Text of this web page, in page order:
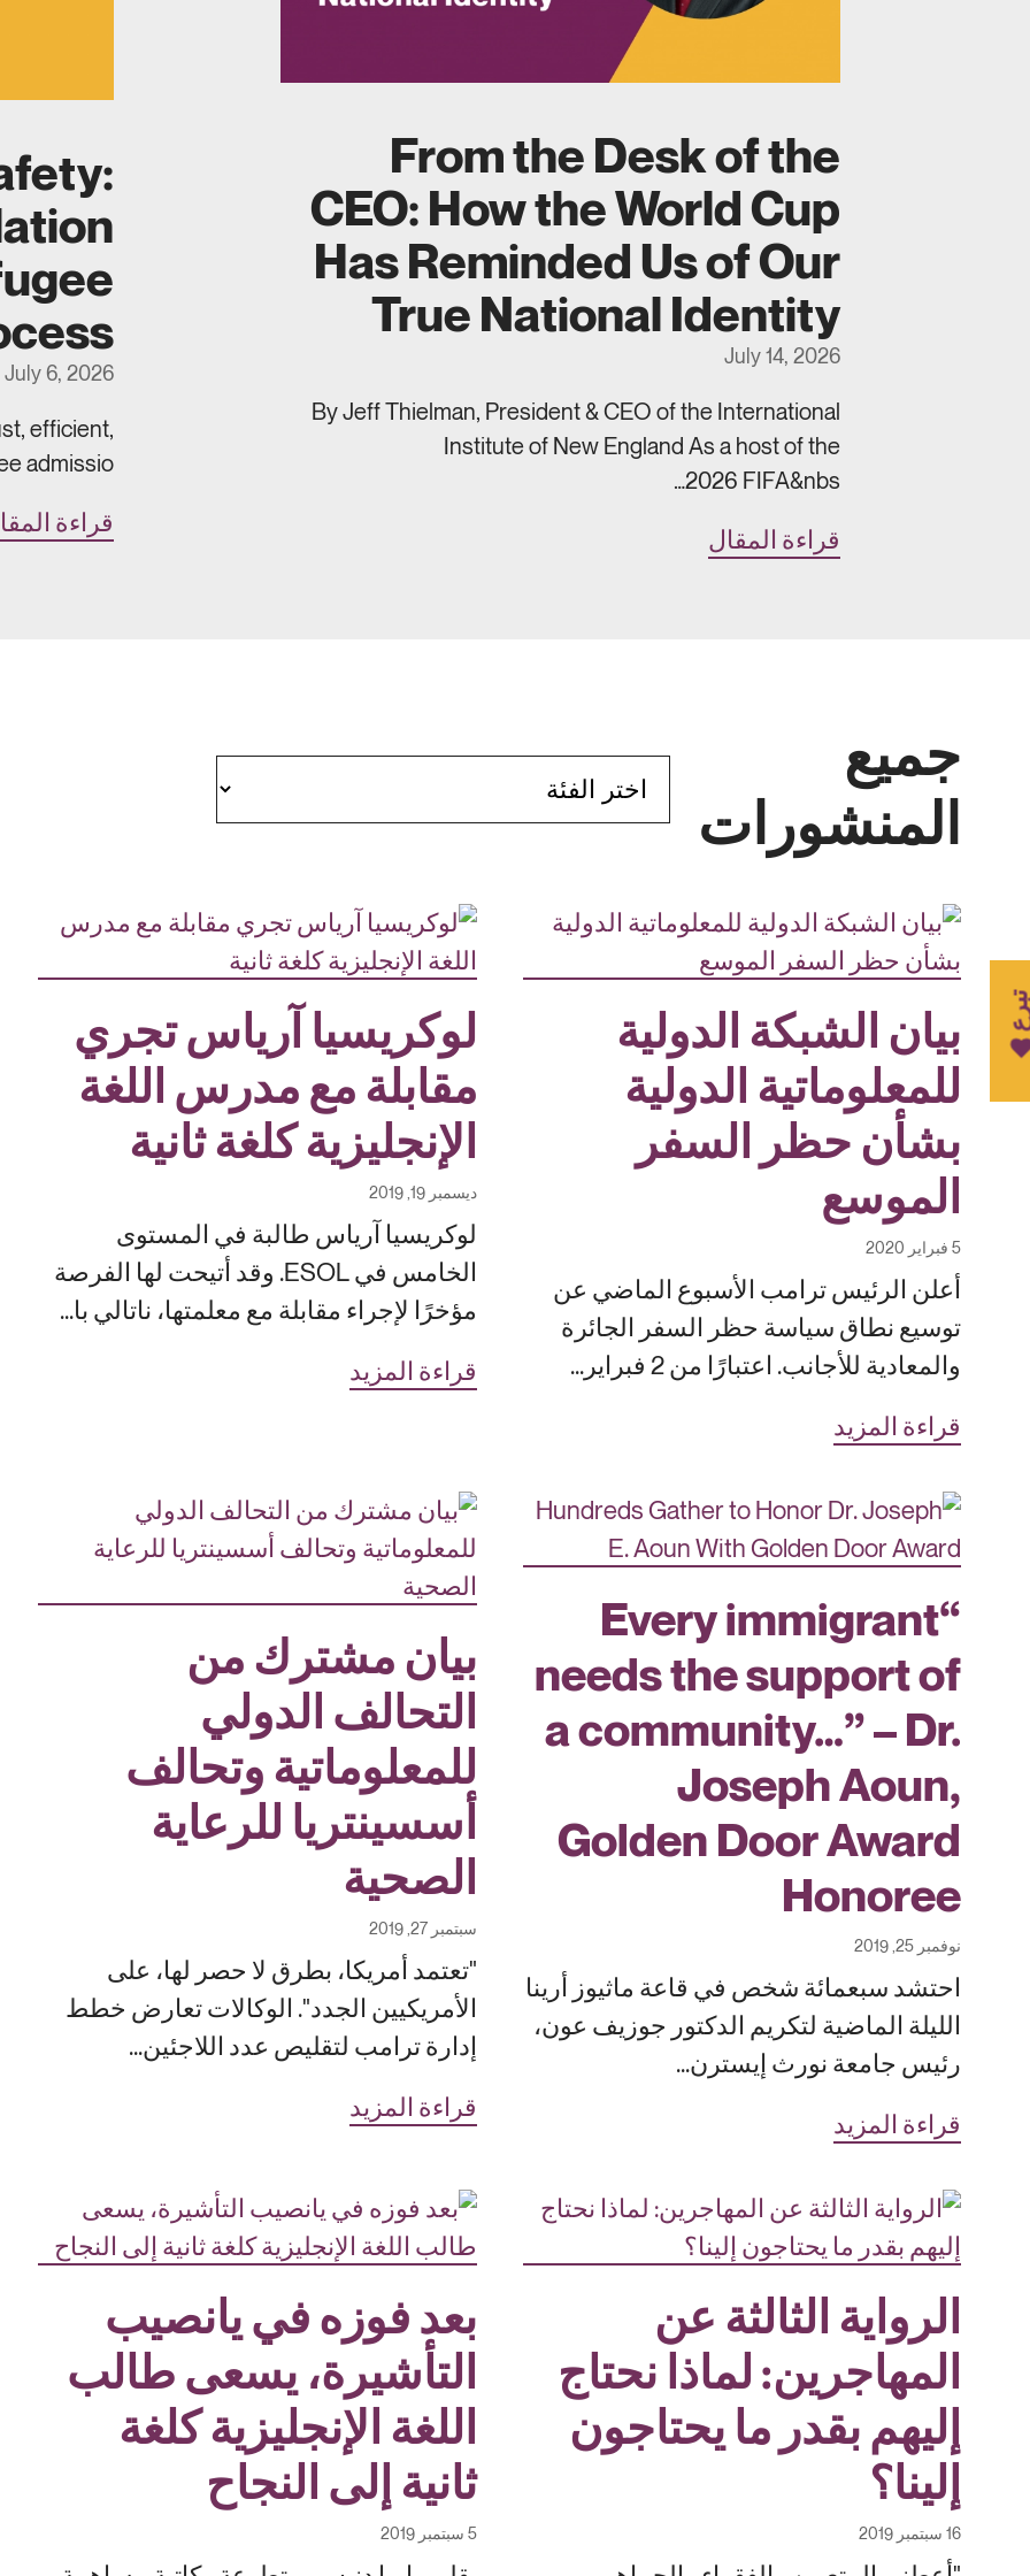
From the Desk of the
CEO: How the World Cup
Has Reminded Us of Our
True National Identity
July 14, 2026
By Jeff Thielman, President & CEO of the International
Institute of New England As a host of the
2026 FIFA&nbs…
قراءة المقال
July 6, 2026
efficient,
admissio…
قراءة
جميع
المنشورات
الفئات
بيان الشبكة الدولية
للمعلوماتية الدولية
بشأن حظر السفر
الموسع
5 فبراير 2020
أعلن الرئيس ترامب الأسبوع الماضي عن
توسيع نطاق سياسة حظر السفر الجائرة
والمعادية للأجانب. اعتبارًا من 2 فبراير...
قراءة المزيد
لوكريسيا آرياس تجري
مقابلة مع مدرس اللغة
الإنجليزية كلغة ثانية
ديسمبر 19, 2019
لوكريسيا آرياس طالبة في المستوى
الخامس في ESOL. وقد أتيحت لها الفرصة
مؤخرًا لإجراء مقابلة مع معلمتها، ناتالي با...
قراءة المزيد
“Every immigrant
needs the support of
a community…” – Dr.
Joseph Aoun,
Golden Door Award
Honoree
نوفمبر 25, 2019
احتشد سبعمائة شخص في قاعة ماثيوز أرينا
الليلة الماضية لتكريم الدكتور جوزيف عون،
رئيس جامعة نورث إيسترن...
قراءة المزيد
بيان مشترك من
التحالف الدولي
للمعلوماتية وتحالف
أسسينتريا للرعاية
الصحية
سبتمبر 27, 2019
"تعتمد أمريكا، بطرق لا حصر لها، على
الأمريكيين الجدد". الوكالات تعارض خطط
إدارة ترامب لتقليص عدد اللاجئين...
قراءة المزيد
الرواية الثالثة عن
المهاجرين: لماذا نحتاج
إليهم بقدر ما يحتاجون
إلينا؟
16 سبتمبر 2019
بعد فوزه في يانصيب
التأشيرة، يسعى طالب
اللغة الإنجليزية كلغة
ثانية إلى النجاح
5 سبتمبر 2019